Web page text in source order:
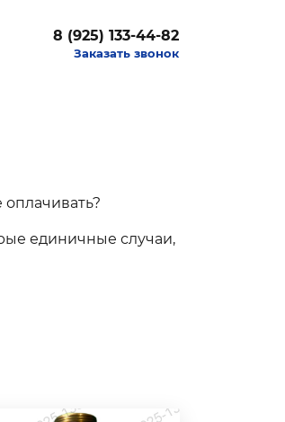
8 (925) 133-44-82
Заказать звонок
единичные случаи,